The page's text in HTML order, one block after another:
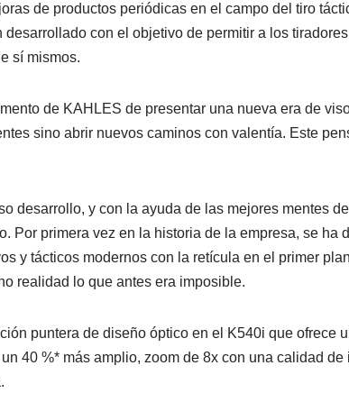
de productos periódicas en el campo del tiro
desarrollado con el objetivo de permitir a los
sí mismos.
de KAHLES de presentar una nueva era de
sino abrir nuevos caminos con valentía. Este
desarrollo, y con la ayuda de las mejores mentes
Por primera vez en la historia de la empresa, se
y tácticos modernos con la retícula en el primer
realidad lo que antes era imposible.
puntera de diseño óptico en el K540i que
40 %* más amplio, zoom de 8x con una calidad